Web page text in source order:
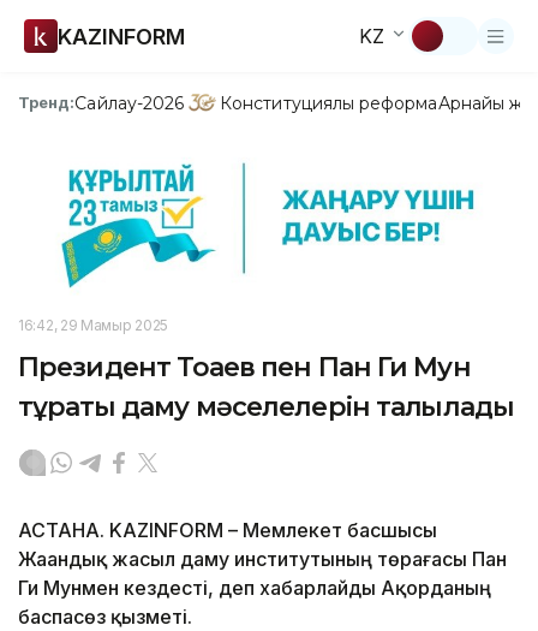
KAZINFORM KZ
Тренд:Сайлау-2026 Конституциялық реформаАрнайы
16:42, 29 Мамыр 2025
Президент Тоқаев пен Пан Ги Мун
тұрақты даму мәселелерін талқылады
АСТАНА. KAZINFORM – Мемлекет басшысы
Жаһандық жасыл даму институтының төрағасы Пан
Ги Мунмен кездесті, деп хабарлайды Ақорданың
баспасөз қызметі.